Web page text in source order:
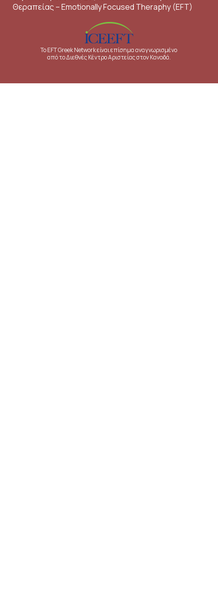
Θεραπείας – Emotionally Focused Theraphy (EFT)
Το EFT Greek Network είναι επίσημα αναγνωρισμένο
από το Διεθνές Κέντρο Αριστείας στον Καναδά.